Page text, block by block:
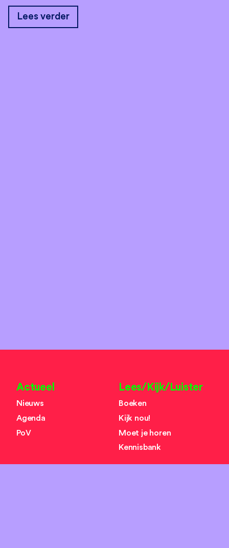
Lees verder
Actueel
Nieuws
Agenda
PoV
Lees/Kijk/Luister
Boeken
Kijk nou!
Moet je horen
Kennisbank